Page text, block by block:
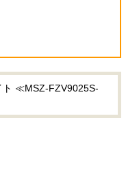
ト ≪MSZ-FZV9025S-